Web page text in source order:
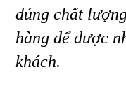
đúng chất
hàng để được
khách.